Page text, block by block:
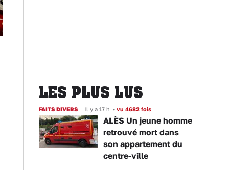
LES PLUS LUS
FAITS DIVERS Il y a 17 h • vu 4682 fois
ALÈS Un jeune homme
retrouvé mort dans
son appartement du
centre-ville